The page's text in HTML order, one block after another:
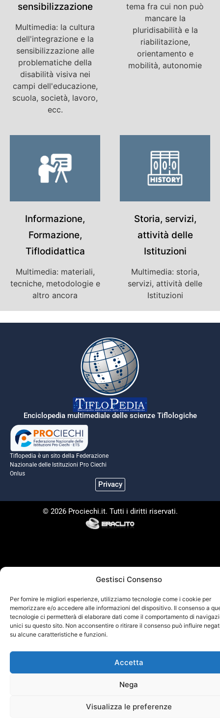
Gestisci Consenso
Per fornire le migliori esperienze, utilizziamo tecnologie come i cookie per
memorizzare e/o accedere alle informazioni del dispositivo. Il consenso a
tecnologie ci permetterà di elaborare dati come il comportamento di
unici su questo sito. Non acconsentire o ritirare il consenso può influire
su alcune caratteristiche e funzioni.
Accetta
Nega
Visualizza le preferenze
sensibilizzazione
Multimedia: la cultura
dell'integrazione e la
sensibilizzazione alle
problematiche della
disabilità visiva nei
campi dell'educazione,
scuola, società, lavoro,
ecc.
tema fra cui non può
mancare la
pluridisabilità e la
riabilitazione,
orientamento e
mobilità, autonomie
Informazione,
Formazione,
Tiflodidattica
Multimedia: materiali,
tecniche, metodologie e
altro ancora
Storia, servizi,
attività delle
Istituzioni
Multimedia: storia,
servizi, attività delle
Istituzioni
Tiflopedia è un sito della Federazione
Nazionale delle Istituzioni Pro Ciechi
Onlus
Privacy
Enciclopedia multimediale delle scienze Tiflologiche
© 2026 Prociechi.it. Tutti i diritti riservati.